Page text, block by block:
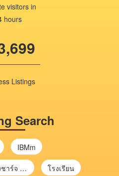
visitors in
hours
Listings
Search
IBMm
-or-1304 ยี่ห้อเครื่องชาร์จ chargecore โรงเรียน